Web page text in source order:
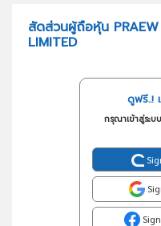
สัดส่วนผู้ถือหุ้น PRAEW
LIMITED
ดูฟรี..!
กรุณาเข้าสู่ระบ